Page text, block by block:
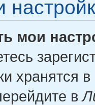
мои
хранятся
в